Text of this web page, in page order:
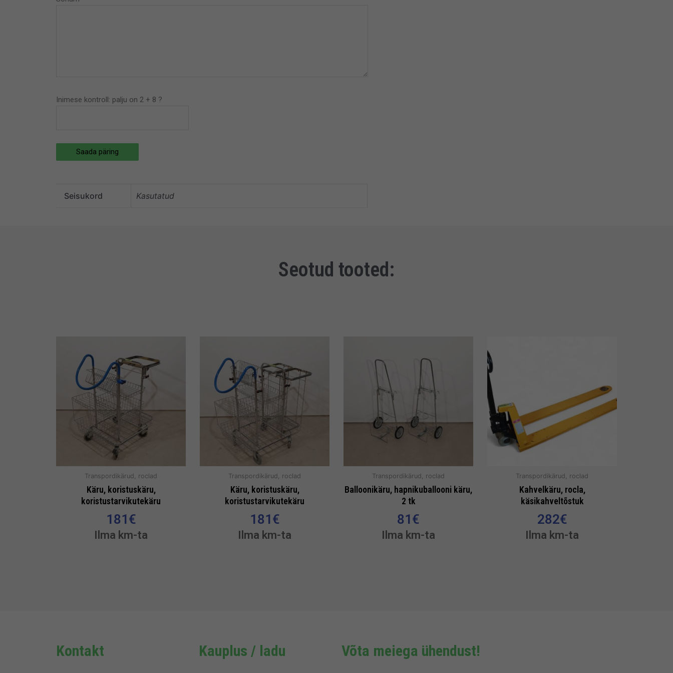
Inimese kontroll: palju on 2 + 8 ?
Saada päring
Seisukord Kasutatud
Seotud tooted:
Transpordikärud, roclad
Käru, koristuskäru,
koristustarvikutekäru
181€
Ilma km-ta
Transpordikärud, roclad
Käru, koristuskäru,
koristustarvikutekäru
181€
Ilma km-ta
Transpordikärud, roclad
Balloonikäru, hapnikuballooni käru,
2 tk
81€
Ilma km-ta
Transpordikärud, roclad
Kahvelkäru, rocla,
käsikahveltõstuk
282€
Ilma km-ta
Kontakt Kauplus / ladu Võta meiega ühendust!